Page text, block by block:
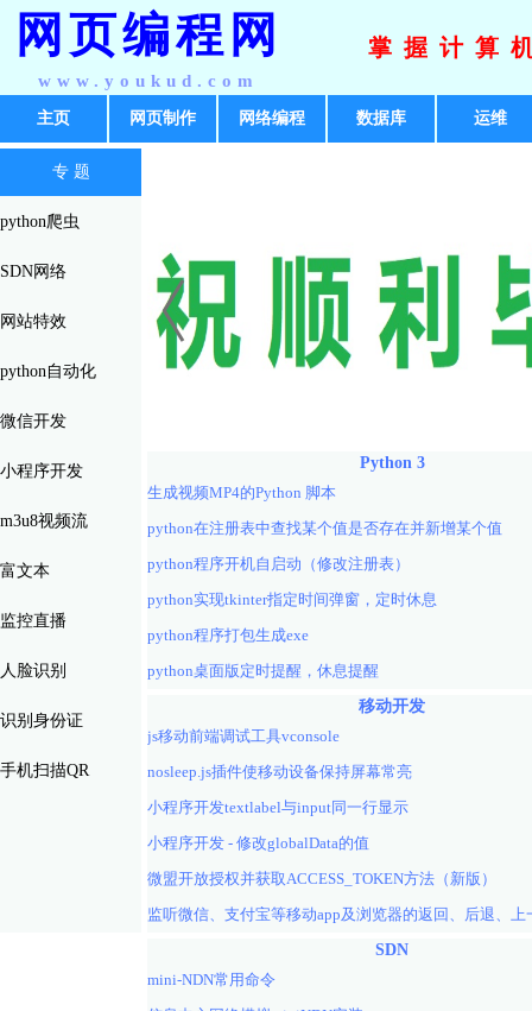
网页编程网
www.youkud.com
掌握计算
主页 网页制作 网络编程 数据库 运维
专 题
python爬虫
SDN网络
网站特效
python自动化
微信开发
小程序开发
m3u8视频流
富文本
监控直播
人脸识别
识别身份证
手机扫描QR
Python 3
生成视频MP4的Python 脚本
python在注册表中查找某个值是否存在并新增某个值
python程序开机自启动（修改注册表）
python实现tkinter指定时间弹窗，定时休息
python程序打包生成exe
python桌面版定时提醒，休息提醒
移动开发
js移动前端调试工具vconsole
nosleep.js插件使移动设备保持屏幕常亮
小程序开发textlabel与input同一行显示
小程序开发 - 修改globalData的值
微盟开放授权并获取ACCESS_TOKEN方法（新版）
SDN
mini-NDN常用命令